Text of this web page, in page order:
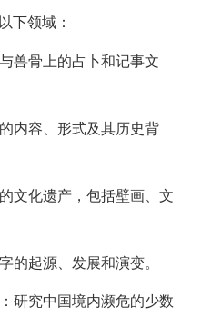
下领域：
兽骨上的占卜和记事文
内容、形式及其历史背
文化遗产，包括壁画、文
的起源、发展和演变。
研究中国境内濒危的少数